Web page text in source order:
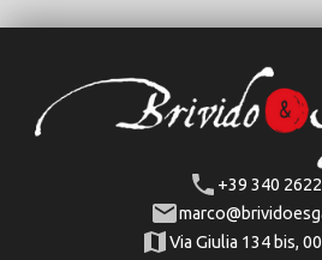
+39 340
Via Giulia 134 bis,